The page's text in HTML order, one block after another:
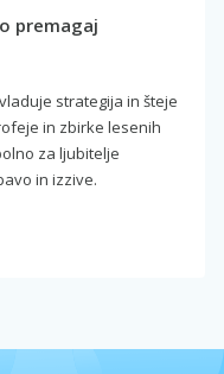
premagaj
strategija in šteje
in zbirke lesenih
za ljubitelje
in izzive.